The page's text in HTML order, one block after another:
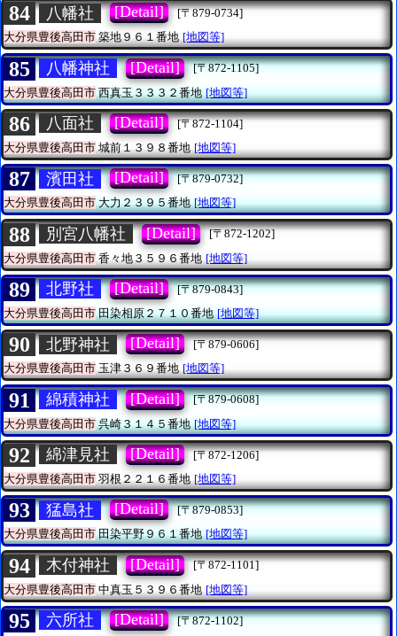
84 八幡社 [Detail]
[〒879-0734]
大分県豊後高田市築地９６１番地 [地図等]
85 八幡神社 [Detail]
[〒872-1105]
大分県豊後高田市西真玉３３３２番地 [地図等]
86 八面社 [Detail]
[〒872-1104]
大分県豊後高田市 城前１３９８番地 [地図等]
87 濱田社 [Detail]
[〒879-0732]
大分県豊後高田市大力２３９５番地 [地図等]
88 別宮八幡社 [Detail]
[〒872-1202]
大分県豊後高田市 香々地３５９６番地 [地図等]
89 北野社 [Detail]
[〒879-0843]
大分県豊後高田市田染相原２７１０番地 [地図等]
90 北野神社 [Detail]
[〒879-0606]
大分県豊後高田市玉津３６９番地 [地図等]
91 綿積神社 [Detail]
[〒879-0608]
大分県豊後高田市呉崎３１４５番地 [地図等]
92 綿津見社 [Detail]
[〒872-1206]
大分県豊後高田市 羽根２２１６番地 [地図等]
93 猛島社 [Detail]
[〒879-0853]
大分県豊後高田市田染平野９６１番地 [地図等]
94 木付神社 [Detail]
[〒872-1101]
大分県豊後高田市 中真玉５３９６番地 [地図等]
95 六所社 [Detail]
[〒872-1102]